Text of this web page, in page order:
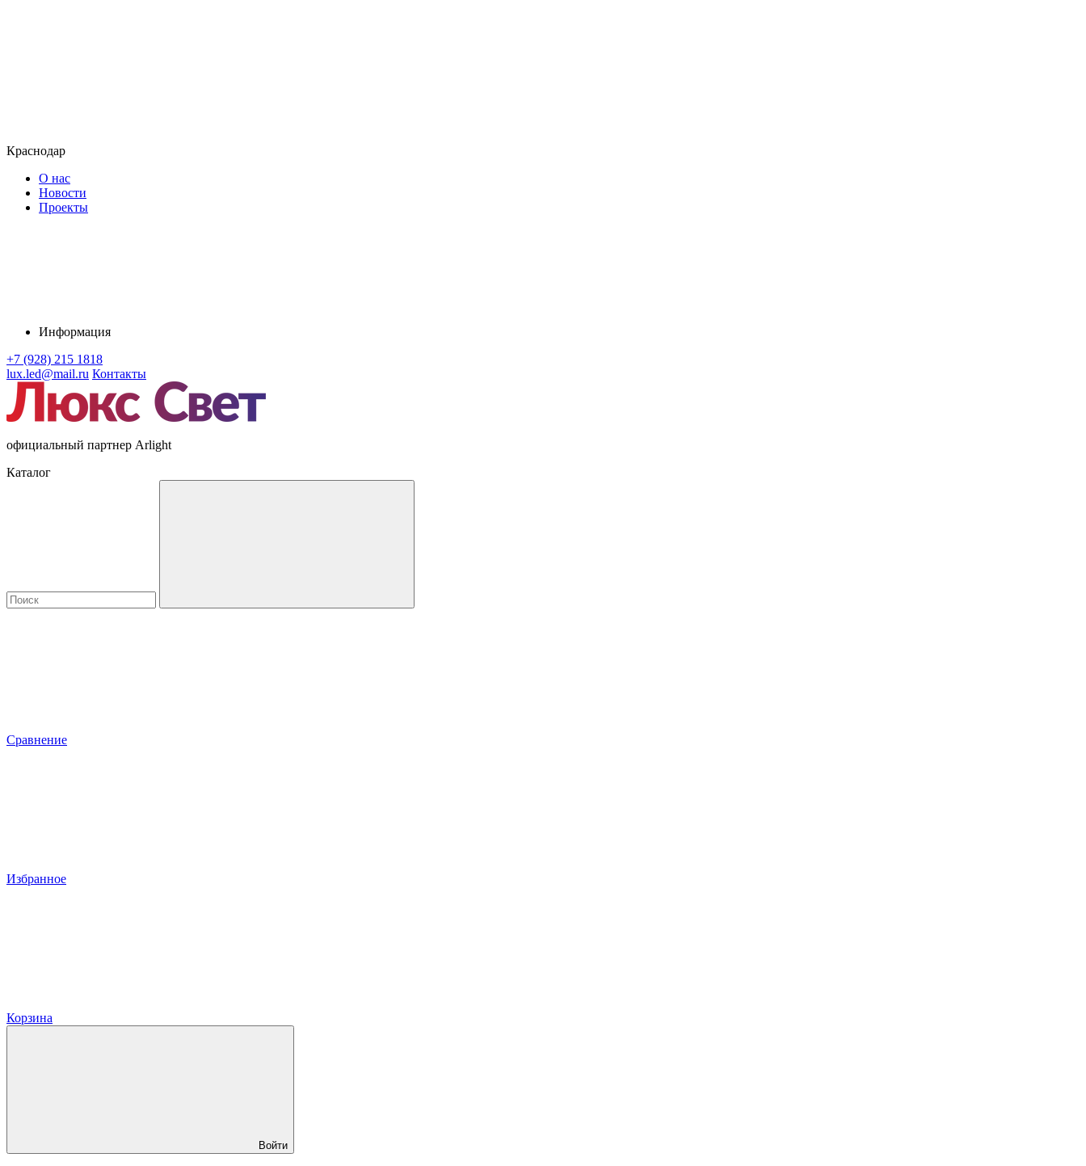
Краснодар
О нас
Новости
Проекты
Информация
+7 (928) 215 1818
lux.led@mail.ru Контакты
официальный партнер Arlight
Каталог
Сравнение
Избранное
Корзина
Войти